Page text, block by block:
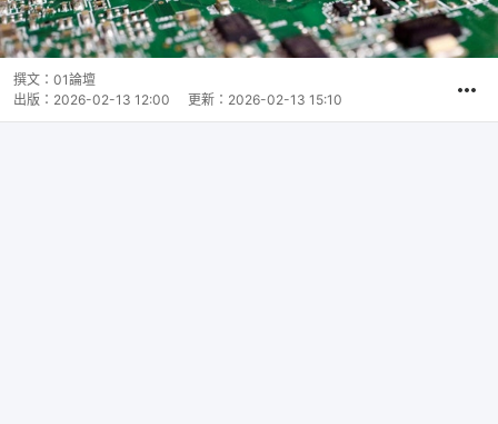
撰文： 01論壇
出版： 2026-02-13 12:00 更新： 2026-02-13 15:10